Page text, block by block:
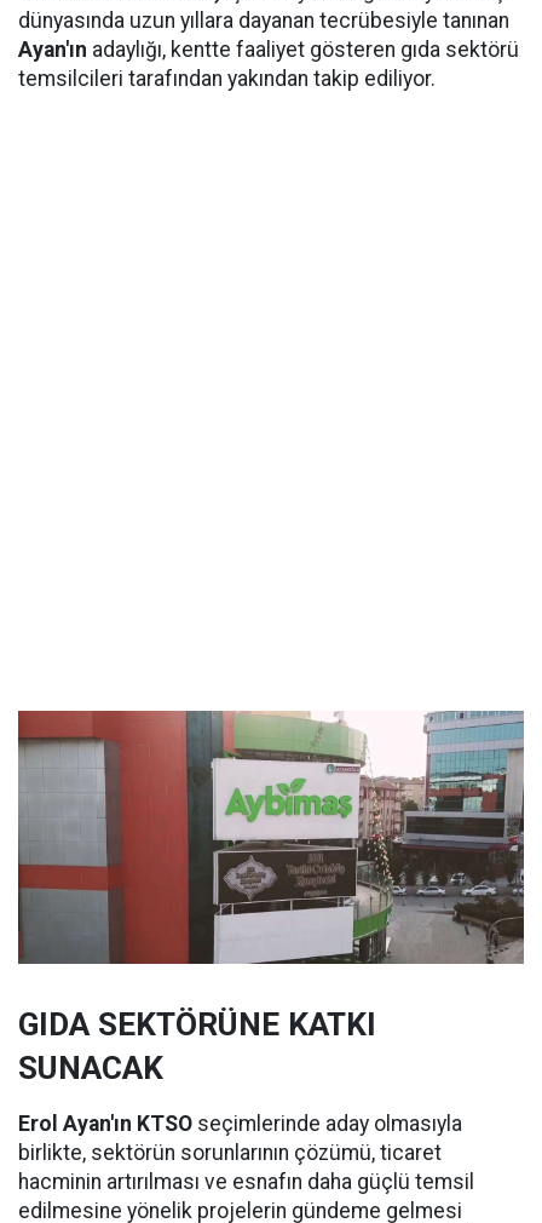
dünyasında uzun yıllara dayanan tecrübesiyle tanınan
Ayan'ın adaylığı, kentte faaliyet gösteren gıda sektörü
temsilcileri tarafından yakından takip ediliyor.
GIDA SEKTÖRÜNE KATKI
SUNACAK
Erol Ayan'ın KTSO seçimlerinde aday olmasıyla
birlikte, sektörün sorunlarının çözümü, ticaret
hacminin artırılması ve esnafın daha güçlü temsil
edilmesine yönelik projelerin gündeme gelmesi